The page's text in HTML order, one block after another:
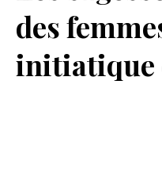
des
initiatique